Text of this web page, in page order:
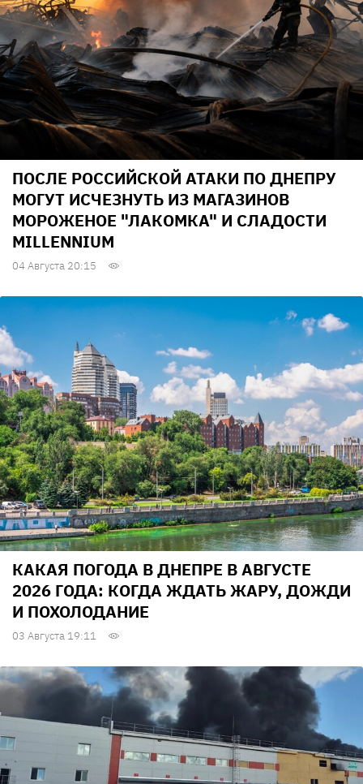
ПОСЛЕ РОССИЙСКОЙ АТАКИ ПО ДНЕПРУ
МОГУТ ИСЧЕЗНУТЬ ИЗ МАГАЗИНОВ
МОРОЖЕНОЕ "ЛАКОМКА" И СЛАДОСТИ
MILLENNIUM
04 Августа 20:15
КАКАЯ ПОГОДА В ДНЕПРЕ В АВГУСТЕ
2026 ГОДА: КОГДА ЖДАТЬ ЖАРУ, ДОЖДИ
И ПОХОЛОДАНИЕ
03 Августа 19:11